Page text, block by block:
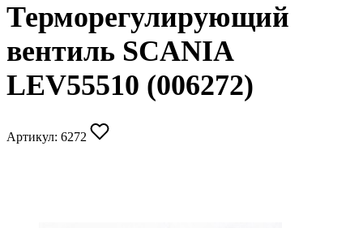
Терморегулирующий
вентиль SCANIA
LEV55510 (006272)
Артикул: 6272